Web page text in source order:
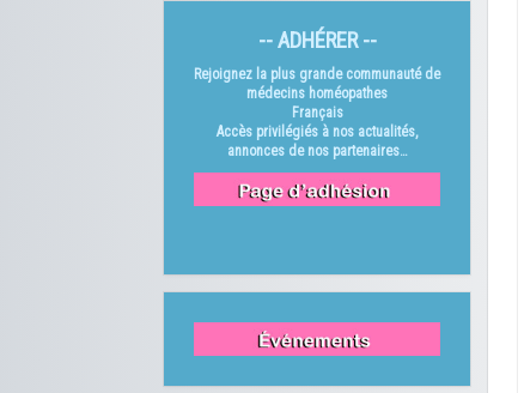
-- ADHÉRER --
Rejoignez la plus grande communauté de
médecins homéopathes
Français
Accès privilégiés à nos actualités,
annonces de nos partenaires…